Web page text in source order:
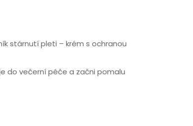
stárnutí pleti – krém s ochranou
do večerní péče a začni pomalu